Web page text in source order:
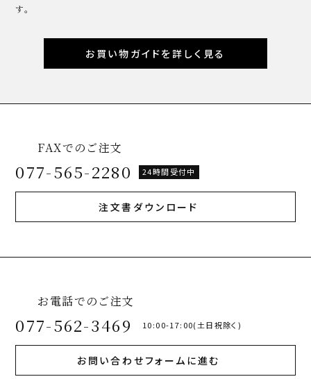
す。
お買い物ガイドを詳しく見る
FAXでのご注文
077-565-2280 24時間受付中
注文書ダウンロード
お電話でのご注文
077-562-3469 10:00-17:00(土日祝除く)
お問い合わせフォームに進む